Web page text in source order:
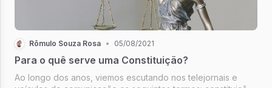
Rômulo Souza Rosa • 05/08/2021
Para o quê serve uma Constituição?
Ao longo dos anos, viemos escutando nos telejornais e